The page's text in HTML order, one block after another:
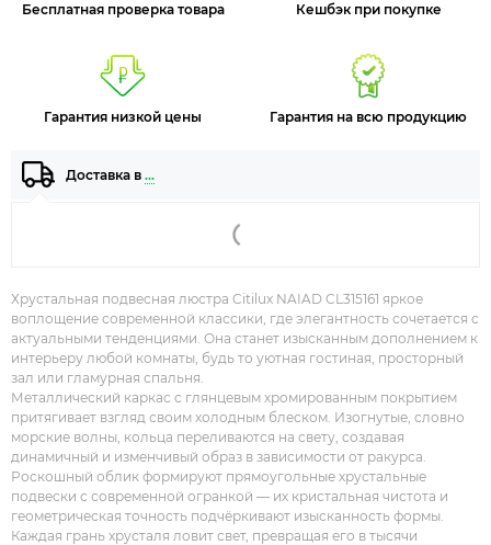
Бесплатная проверка товара Кешбэк при покупке
Гарантия низкой цены Гарантия на всю продукцию
Доставка в …
Хрустальная подвесная люстра Citilux NAIAD CL315161 яркое
воплощение современной классики, где элегантность сочетается с
актуальными тенденциями. Она станет изысканным дополнением к
интерьеру любой комнаты, будь то уютная гостиная, просторный
зал или гламурная спальня.
Металлический каркас с глянцевым хромированным покрытием
притягивает взгляд своим холодным блеском. Изогнутые, словно
морские волны, кольца переливаются на свету, создавая
динамичный и изменчивый образ в зависимости от ракурса.
Роскошный облик формируют прямоугольные хрустальные
подвески с современной огранкой — их кристальная чистота и
геометрическая точность подчёркивают изысканность формы.
Каждая грань хрусталя ловит свет, превращая его в тысячи